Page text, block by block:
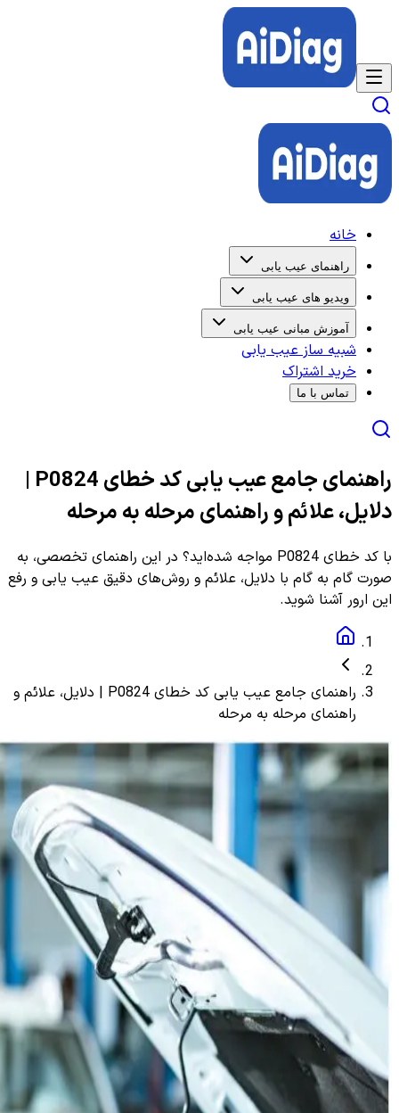
خانه
راهنمای عیب یابی
ویدیو های عیب یابی
آموزش مبانی عیب یابی
شبیه ساز عیب یابی
خرید اشتراک
تماس با ما
راهنمای جامع عیب یابی کد خطای P0824 |
دلایل، علائم و راهنمای مرحله به مرحله
با کد خطای P0824 مواجه شده‌اید؟ در این راهنمای تخصصی، به
صورت گام به گام با دلایل، علائم و روش‌های دقیق عیب یابی و رفع
این ارور آشنا شوید.
راهنمای جامع عیب یابی کد خطای P0824 | دلایل، علائم و
راهنمای مرحله به مرحله